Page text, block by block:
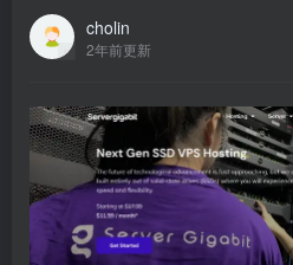
cholin
2年前更新